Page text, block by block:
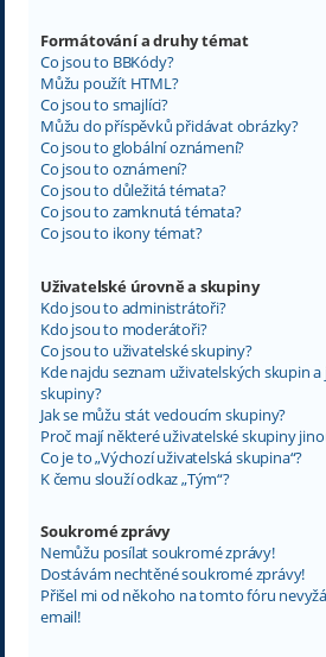
Formátování a druhy témat
Co jsou to BBKódy?
Můžu použít HTML?
Co jsou to smajlíci?
Můžu do příspěvků přidávat obrázky?
Co jsou to globální oznámení?
Co jsou to oznámení?
Co jsou to důležitá témata?
Co jsou to zamknutá témata?
Co jsou to ikony témat?
Uživatelské úrovně a skupiny
Kdo jsou to administrátoři?
Kdo jsou to moderátoři?
Co jsou to uživatelské skupiny?
Kde najdu seznam uživatelských skupin
skupiny?
Jak se můžu stát vedoucím skupiny?
Proč mají některé uživatelské skupiny
Co je to „Výchozí uživatelská skupina“?
K čemu slouží odkaz „Tým“?
Soukromé zprávy
Nemůžu posílat soukromé zprávy!
Dostávám nechtěné soukromé zprávy!
Přišel mi od někoho na tomto fóru
email!